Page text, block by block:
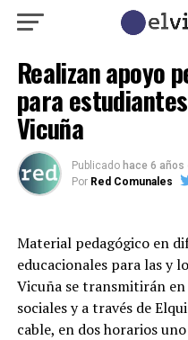
Realizan apoyo
para
Vicuña
Publicado hace 6 años
Por Red Comunales
Material pedagógico en
educacionales para las y
Vicuña se transmitirán
sociales y a través de
cable, en dos horarios